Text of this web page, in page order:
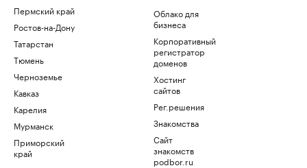
Пермский край
Ростов-на-Дону
Татарстан
Тюмень
Черноземье
Кавказ
Карелия
Мурманск
Приморский
край
Облако для
бизнеса
Корпоративный
регистратор
доменов
Хостинг
сайтов
Рег.решения
Знакомства
Сайт
знакомств
podbor.ru